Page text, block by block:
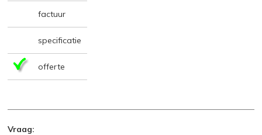
factuur
specificatie
offerte
Vraag: